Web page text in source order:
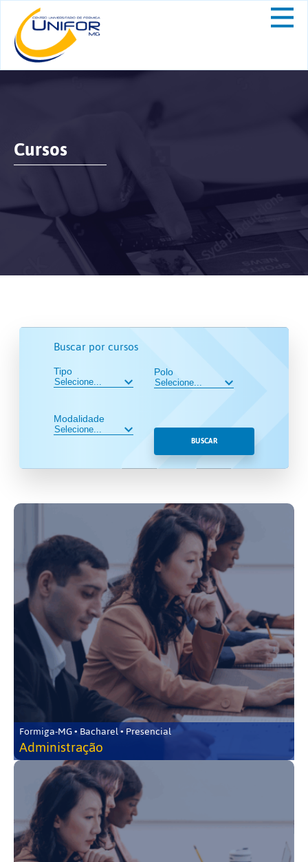
Cursos
Buscar por cursos
Tipo
Modalidade
Polo
BUSCAR
Formiga-MG • Bacharel • Presencial
Administração